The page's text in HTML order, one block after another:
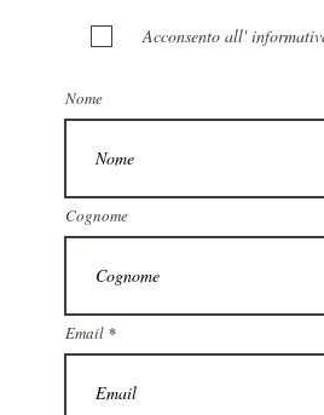
Acconsento all'
Nome
Cognome
Email